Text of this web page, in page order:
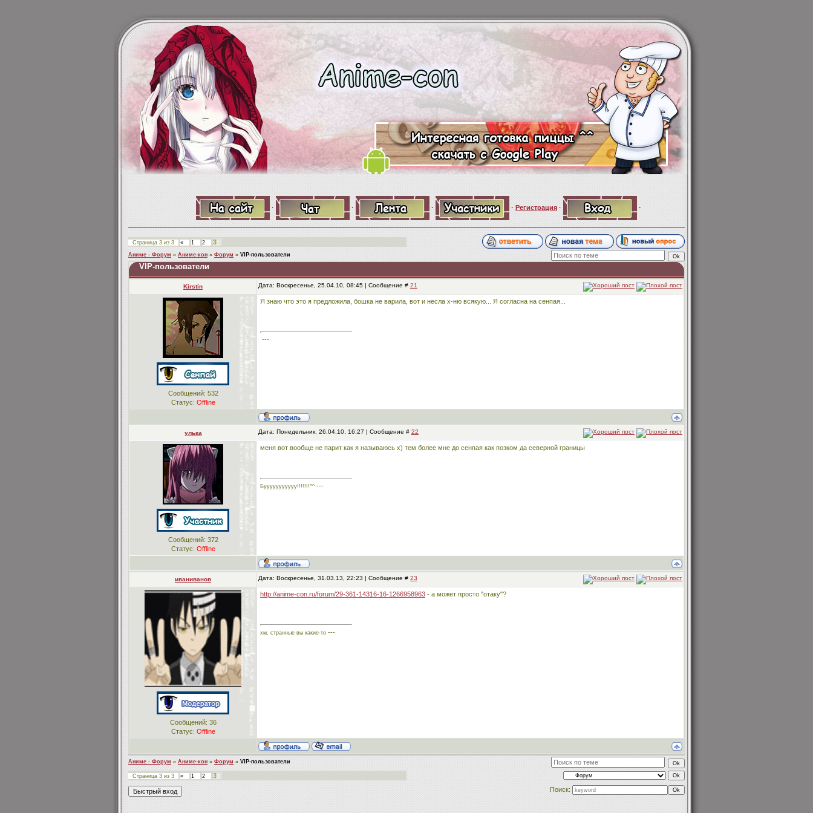
· · · · Регистрация · ·
Страница 3 из 3 « 1 2 3
Аниме - Форум » Аниме-кон » Форум » VIP-пользователи
VIP-пользователи
Kirstin Дата: Воскресенье, 25.04.10, 08:45 | Сообщение # 21
Сообщений: 532
Статус: Offline
Я знаю что это я предложила, бошка не варила, вот и несла х-ню всякую... Я согласна на сенпая...
---
улька Дата: Понедельник, 26.04.10, 16:27 | Сообщение # 22
Сообщений: 372
Статус: Offline
меня вот вообще не парит как я называюсь х) тем более мне до сенпая как позком да северной границы
Бууууууууууу!!!!!!!^^ ---
иваниванов Дата: Воскресенье, 31.03.13, 22:23 | Сообщение # 23
Сообщений: 36
Статус: Offline
http://anime-con.ru/forum/29-361-14316-16-1266958963 - а может просто "отаку"?
хм, странные вы какие-то ---
Аниме - Форум » Аниме-кон » Форум » VIP-пользователи
Страница 3 из 3 « 1 2
3
Поиск: